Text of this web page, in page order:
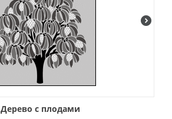
Дерево с плодами